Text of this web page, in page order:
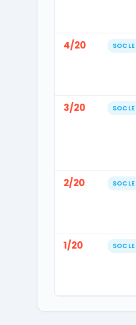
4/20 SOCLE
3/20 SOCLE
2/20 SOCLE
1/20 SOCLE